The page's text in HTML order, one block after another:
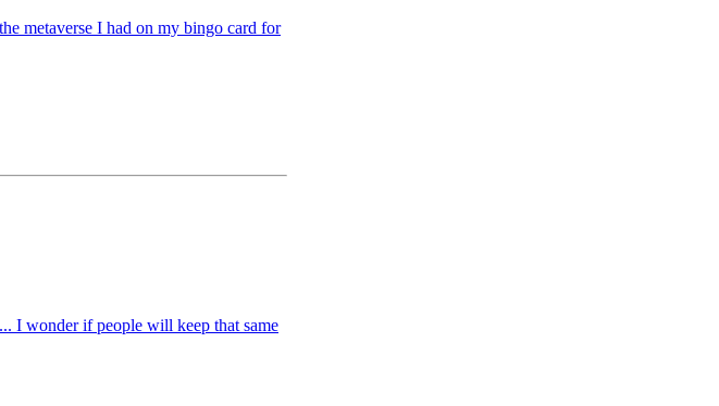
metaverse I had on my bingo card for
I wonder if people will keep that same